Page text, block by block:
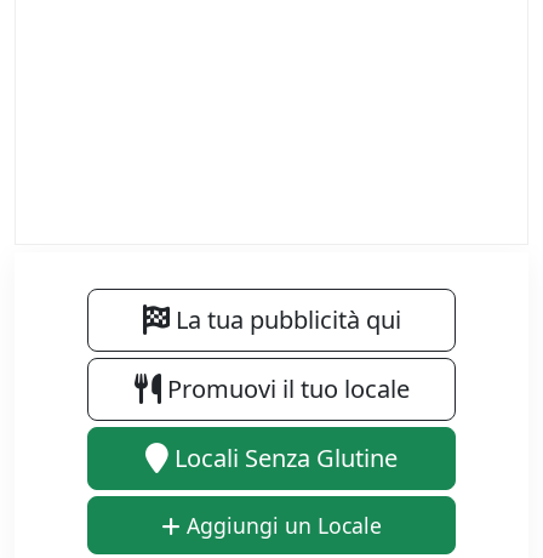
La tua pubblicità qui
Promuovi il tuo locale
Locali Senza Glutine
Aggiungi un Locale